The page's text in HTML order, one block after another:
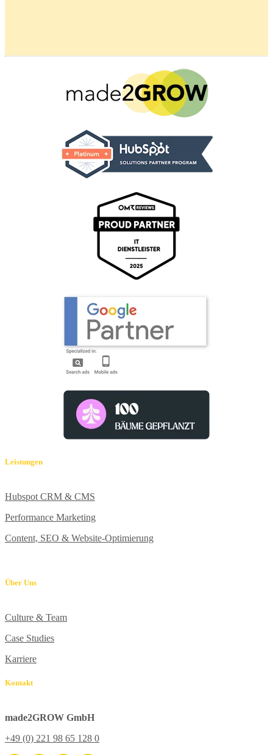
Leistungen
Hubspot CRM & CMS
Performance Marketing
Content, SEO & Website-Optimierung
Über Uns
Culture & Team
Case Studies
Karriere
Kontakt
made2GROW GmbH
+49 (0) 221 98 65 128 0